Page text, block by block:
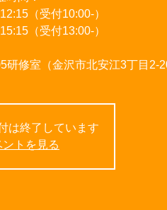
（受付10:00-）
（受付13:00-）
修室（金沢市北安江3丁目2-
は終了しています
トを見る